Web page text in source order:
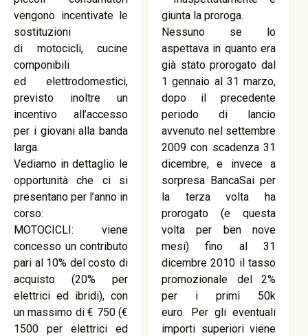
vengono incentivate le
sostituzioni
di motocicli, cucine
componibili
ed elettrodomestici,
previsto inoltre un
incentivo all’accesso
per i giovani alla banda
larga.
Vediamo in dettaglio le
opportunità che ci si
presentano per l’anno in
corso:
MOTOCICLI: viene
concesso un contributo
pari al 10% del costo di
acquisto (20% per
elettrici ed ibridi), con
un massimo di € 750 (€
1500 per elettrici ed
giunta la proroga.
Nessuno se lo
aspettava in quanto era
già stato prorogato dal
1 gennaio al 31 marzo,
dopo il precedente
periodo di lancio
avvenuto nel settembre
2009 con scadenza 31
dicembre, e invece a
sorpresa BancaSai per
la terza volta ha
prorogato (e questa
volta per ben nove
mesi) fino al 31
dicembre 2010 il tasso
promozionale del 2%
per i primi 50k
euro. Per gli eventuali
importi superiori viene